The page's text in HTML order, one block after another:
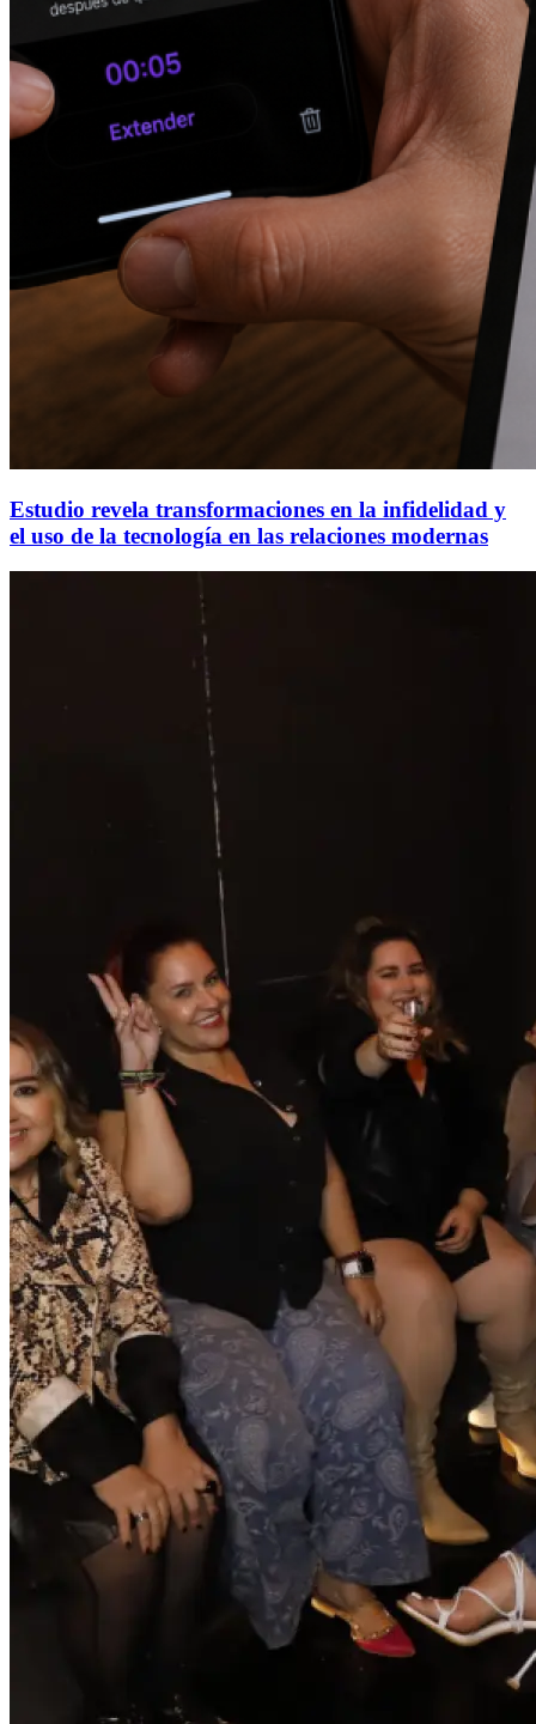
Estudio revela transformaciones en la infidelidad y
el uso de la tecnología en las relaciones modernas